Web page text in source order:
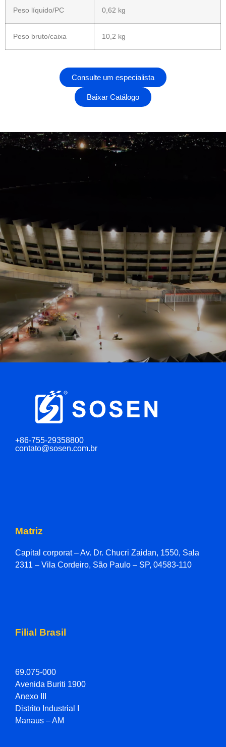
Peso líquido/PC 0,62 kg
Peso bruto/caixa 10,2 kg
Consulte um especialista
Baixar Catálogo
+86-755-29358800
contato@sosen.com.br
Matriz
Capital corporat – Av. Dr. Chucri Zaidan, 1550, Sala
2311 – Vila Cordeiro, São Paulo – SP, 04583-110
Filial Brasil
69.075-000
Avenida Buriti 1900
Anexo III
Distrito Industrial I
Manaus – AM